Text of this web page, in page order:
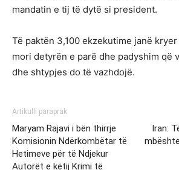
mandatin e tij të dytë si president.
Të paktën 3,100 ekzekutime janë
mori detyrën e parë dhe padyshim që
dhe shtypjes do të vazhdojë.
Artikulli paraprak
Maryam Rajavi i bën thirrje
Komisionin Ndërkombëtar të
Hetimeve për të Ndjekur
Autorët e këtij Krimi të
Iran: